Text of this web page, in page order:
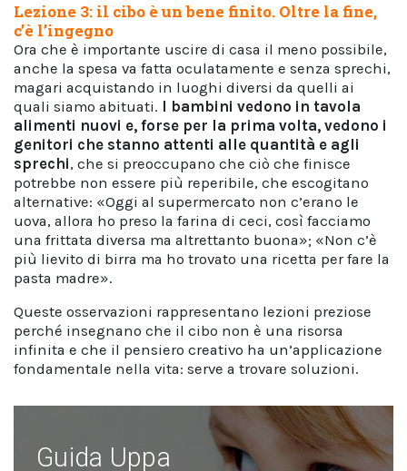
Lezione 3: il cibo è un bene finito. Oltre la fine,
c’è l’ingegno
Ora che è importante uscire di casa il meno possibile,
anche la spesa va fatta oculatamente e senza sprechi,
magari acquistando in luoghi diversi da quelli ai
quali siamo abituati.
I bambini vedono in tavola
alimenti nuovi e, forse per la prima volta, vedono i
genitori che stanno attenti alle quantità e agli
sprechi, che si preoccupano che ciò che finisce
potrebbe non essere più reperibile, che escogitano
alternative: «Oggi al supermercato non c’erano le
uova, allora ho preso la farina di ceci, così facciamo
una frittata diversa ma altrettanto buona»; «Non c’è
più lievito di birra ma ho trovato una ricetta per fare la
pasta madre».
Queste osservazioni rappresentano lezioni preziose
perché insegnano che il cibo non è una risorsa
infinita e che il pensiero creativo ha un’applicazione
fondamentale nella vita: serve a trovare soluzioni.
Guida Uppa